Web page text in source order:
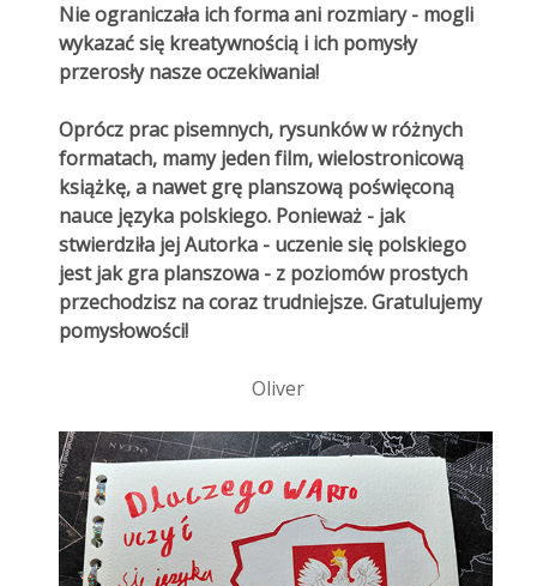
Nie ograniczała ich forma ani rozmiary - mogli
wykazać się kreatywnością i ich pomysły
przerosły nasze oczekiwania!
Oprócz prac pisemnych, rysunków w różnych
formatach, mamy jeden film, wielostronicową
książkę, a nawet grę planszową poświęconą
nauce języka polskiego. Ponieważ - jak
stwierdziła jej Autorka - uczenie się polskiego
jest jak gra planszowa - z poziomów prostych
przechodzisz na coraz trudniejsze. Gratulujemy
pomysłowości!
Oliver